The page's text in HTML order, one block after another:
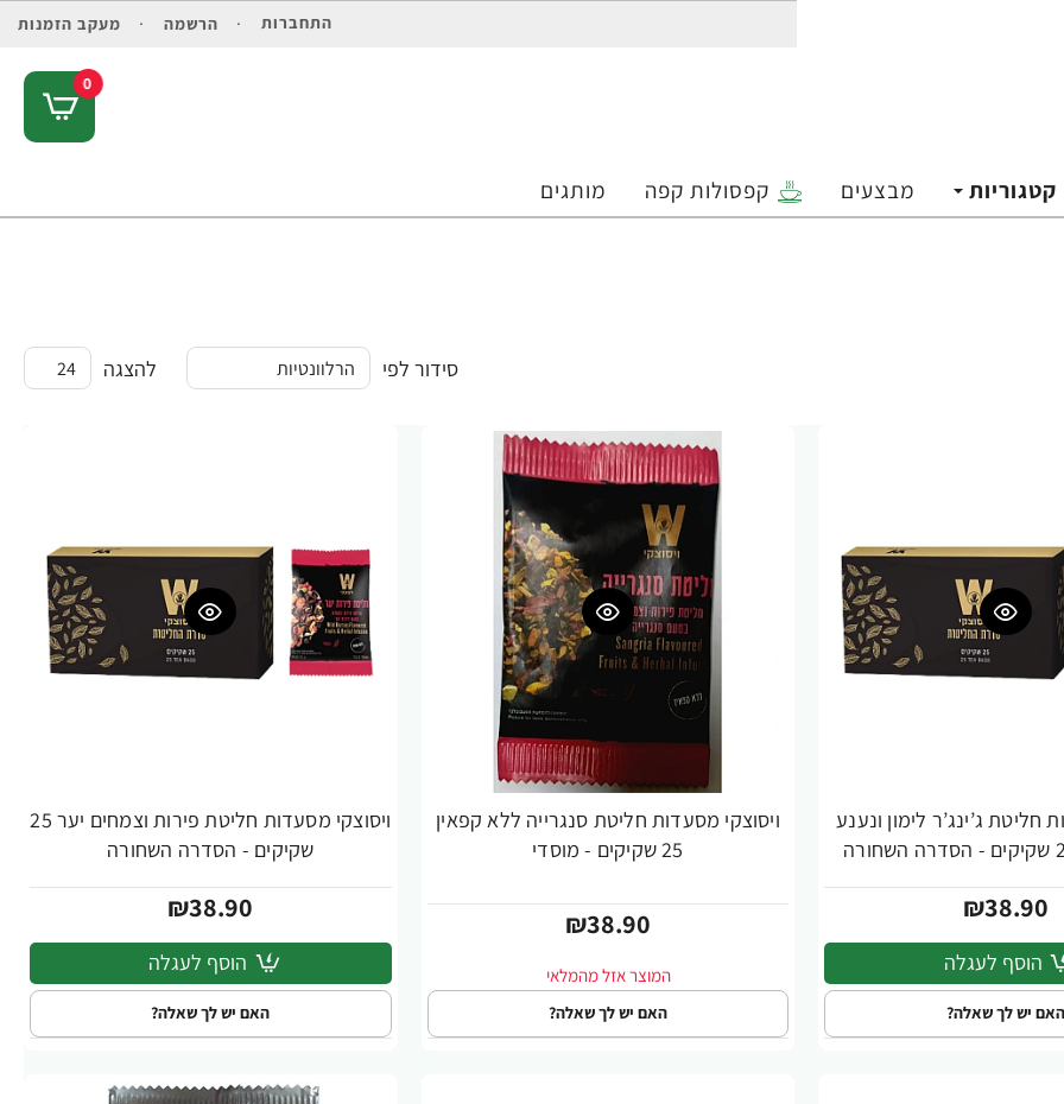
התחברות הרשמה מעקב הזמנות
0
קטגוריות מבצעים קפסולות קפה מותגים
סידור לפי להצגה
חליטת ג’ינג’ר לימון ונענע
₪38.90
הוסף לעגלה
האם יש לך שאלה?
ויסוצקי מסעדות חליטת סנגרייה ללא קפאין
25 שקיקים - מוסדי
₪38.90
האם יש לך שאלה?
ויסוצקי מסעדות חליטת פירות וצמחים יער 25
שקיקים - הסדרה השחורה
₪38.90
הוסף לעגלה
האם יש לך שאלה?